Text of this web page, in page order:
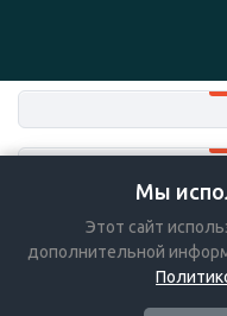
+7-383-36-
Мы в социальных сетях:
Мы
Этот сайт
дополнительной